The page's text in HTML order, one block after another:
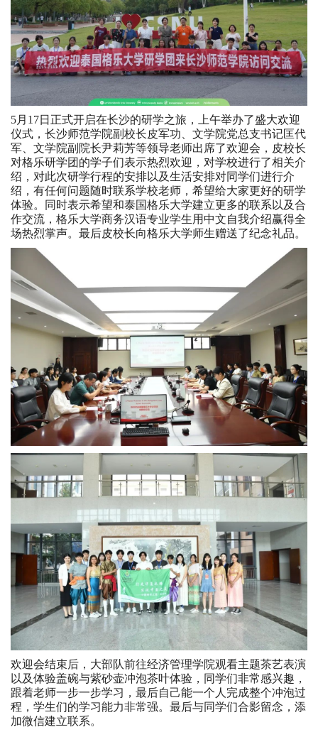
5月17日正式开启在长沙的研学之旅，上午举办了盛大欢迎
仪式，长沙师范学院副校长皮军功、文学院党总支书记匡代
军、文学院副院长尹莉芳等领导老师出席了欢迎会，皮校长
对格乐研学团的学子们表示热烈欢迎，对学校进行了相关介
绍，对此次研学行程的安排以及生活安排对同学们进行介
绍，有任何问题随时联系学校老师，希望给大家更好的研学
体验。同时表示希望和泰国格乐大学建立更多的联系以及合
作交流，格乐大学商务汉语专业学生用中文自我介绍赢得全
场热烈掌声。最后皮校长向格乐大学师生赠送了纪念礼品。
欢迎会结束后，大部队前往经济管理学院观看主题茶艺表演
以及体验盖碗与紫砂壶冲泡茶叶体验，同学们非常感兴趣，
跟着老师一步一步学习，最后自己能一个人完成整个冲泡过
程，学生们的学习能力非常强。最后与同学们合影留念，添
加微信建立联系。